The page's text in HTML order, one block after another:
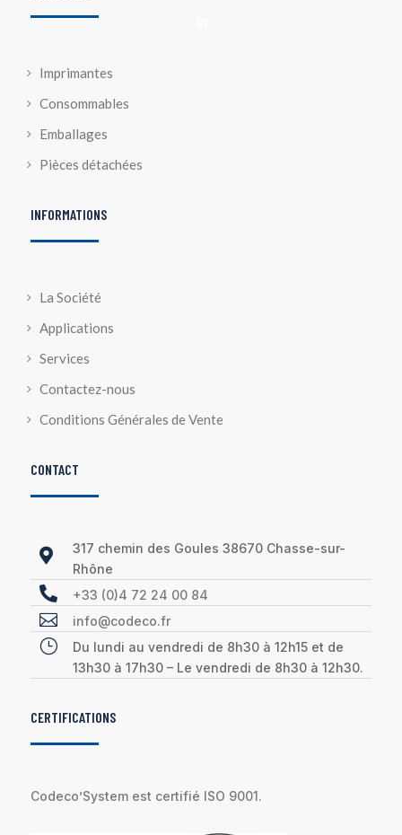
Imprimantes
Consommables
Emballages
Pièces détachées
INFORMATIONS
La Société
Applications
Services
Contactez-nous
Conditions Générales de Vente
CONTACT

317 chemin des Goules 38670 Chasse-sur-
Rhône
 +33 (0)4 72 24 00 84
 info@codeco.fr
}
Du lundi au vendredi de 8h30 à 12h15 et de
13h30 à 17h30 – Le vendredi de 8h30 à 12h30.
CERTIFICATIONS
Codeco’System est certifié ISO 9001.